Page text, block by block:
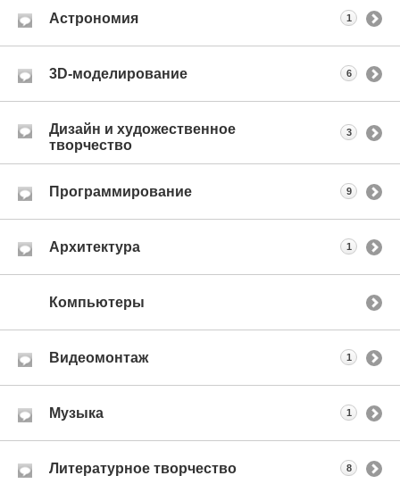
Астрономия 1
3D-моделирование 6
Дизайн и художественное
творчество
3
Программирование 9
Архитектура 1
Компьютеры
Видеомонтаж 1
Музыка 1
Литературное творчество 8